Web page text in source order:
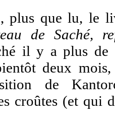
plus que lu, le
de Saché,
il y a plus de
deux mois,
de
croûtes (et qui